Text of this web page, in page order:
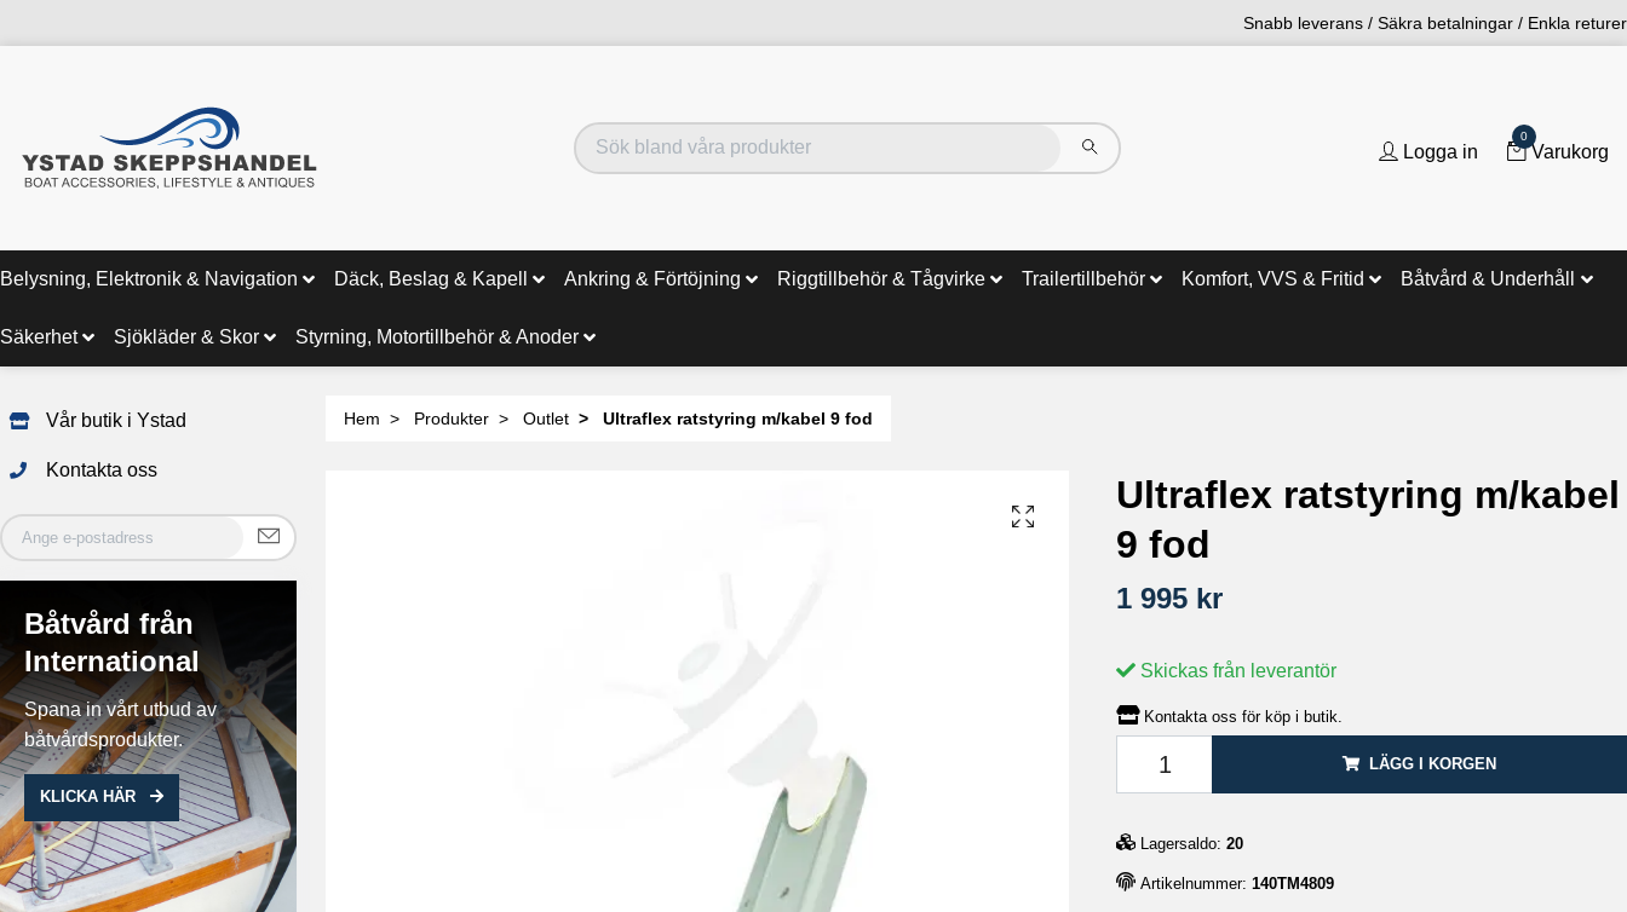
Snabb leverans / Säkra betalningar / Enkla returer
Logga in
0
Varukorg
Belysning, Elektronik & Navigation Däck, Beslag & Kapell Ankring & Förtöjning Riggtillbehör & Tågvirke Trailertillbehör Komfort, VVS & Fritid Båtvård & Underhåll
Säkerhet Sjökläder & Skor Styrning, Motortillbehör & Anoder
Vår butik i Ystad
Kontakta oss
Båtvård från
International
Spana in vårt utbud av
båtvårdsprodukter.
KLICKA HÄR
Hem Produkter Outlet Ultraflex ratstyring m/kabel 9 fod
Ultraflex ratstyring m/kabel
9 fod
1 995 kr
Skickas från leverantör
Kontakta oss för köp i butik.
LÄGG I KORGEN
Lagersaldo: 20
Artikelnummer: 140TM4809